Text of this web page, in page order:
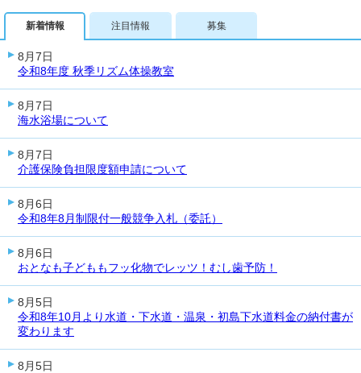
新着情報 注目情報 募集
8月7日
令和8年度 秋季リズム体操教室
8月7日
海水浴場について
8月7日
介護保険負担限度額申請について
8月6日
令和8年8月制限付一般競争入札（委託）
8月6日
おとなも子どももフッ化物でレッツ！むし歯予防！
8月5日
令和8年10月より水道・下水道・温泉・初島下水道料金の納付書が
変わります
8月5日